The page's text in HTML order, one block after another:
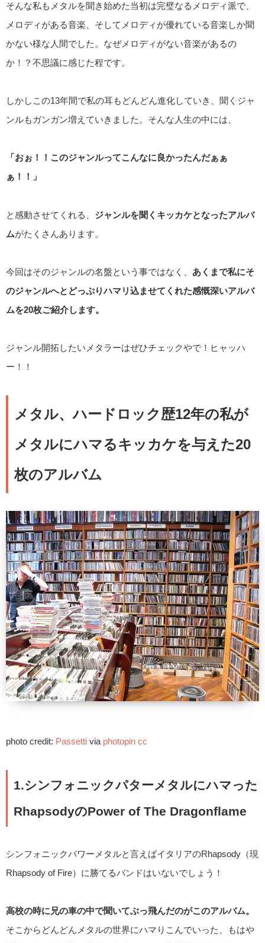
そんな私もメタルを聞き始めた当初は完璧なるメロディ派で、
メロディがある音楽、そしてメロディが優れている音楽しか聞
かない様な人間でした。なぜメロディがない音楽があるの
か！？不思議に感じた程です。
しかしこの13年間で私の耳もどんどん進化していき、聞くジャ
ンルもガンガン増えていきました。そんな人生の中には、
「おぉ！！このジャンルってこんなに良かったんだぁぁ
ぁ！！」
と感動させてくれる、 ジャンルを聞くキッカケとなったアルバ
ムがたくさんあります。
今回はそのジャンルの名盤という事ではなく、 あくまで私にそ
のジャンルへとどっぷりハマリ込ませてくれた感慨深いアルバ
ムを20枚ご紹介します。
ジャンル開拓したいメタラーはぜひチェックやで！ヒャッハ
ー！！
メタル、ハードロック歴12年の私が
メタルにハマるキッカケを与えた20
枚のアルバム
photo credit: Passetti via photopin cc
1.シンフォニックパターメタルにハマった
RhapsodyのPower of The Dragonflame
シンフォニックパワーメタルと言えばイタリアのRhapsody（現
Rhapsody of Fire）に勝てるバンドはいないでしょう！
高校の時に兄の車の中で聞いてぶっ飛んだのがこのアルバム。
そこからどんどんメタルの世界にハマりこんでいった、もはや